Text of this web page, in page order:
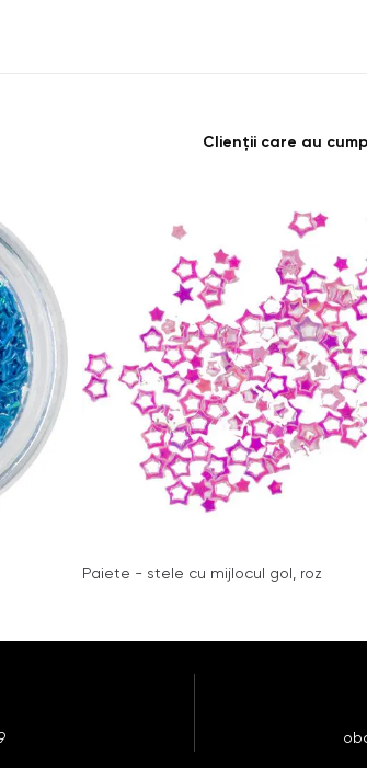
Clienții care au
Paiete - stele cu mijlocul gol, roz